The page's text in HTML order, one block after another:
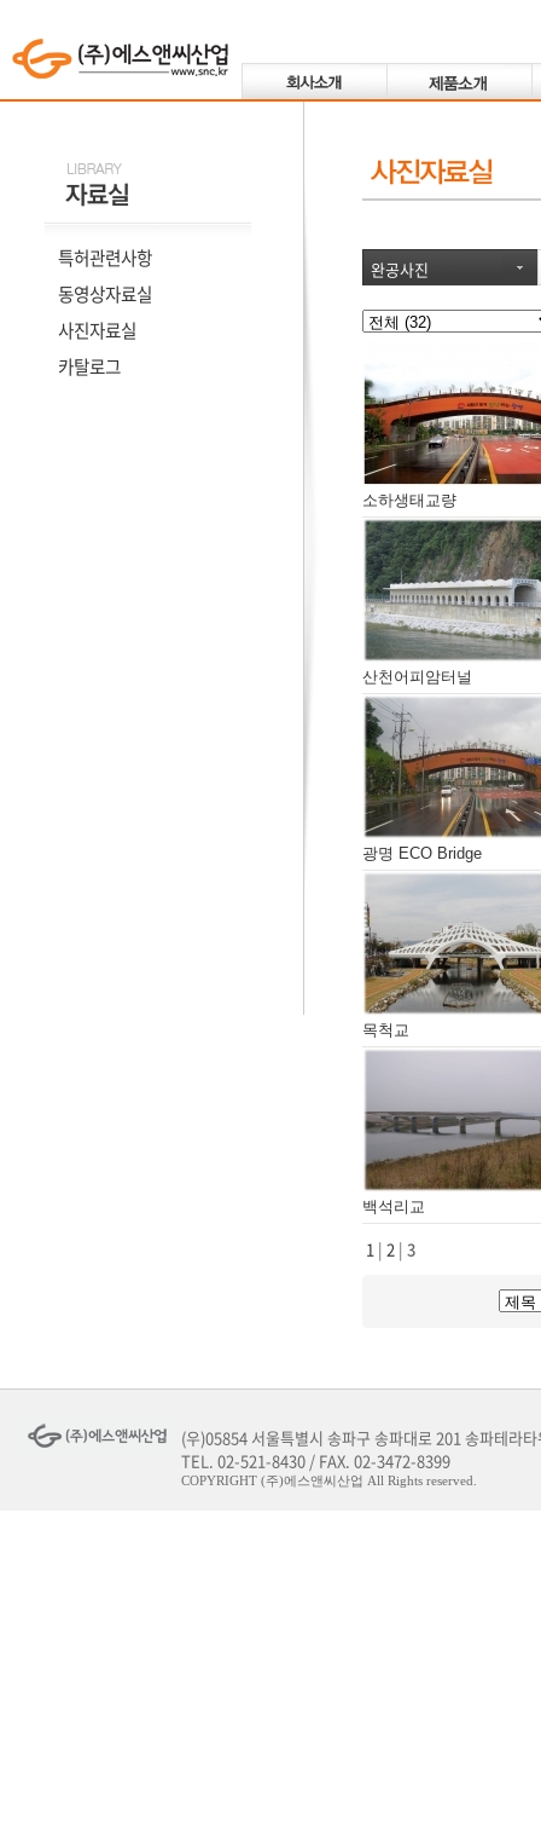
특허관련사항
동영상자료실
사진자료실
카탈로그
완공사진
소하생태교량
산천어피암터널
광명 ECO Bridge
목척교
백석리교
1 | 2 | 3
(우)05854 서울특별시 송파구 송파대로 201 송파테라
TEL. 02-521-8430 / FAX. 02-3472-8399
COPYRIGHT (주)에스앤씨산업 All Rights reserved.